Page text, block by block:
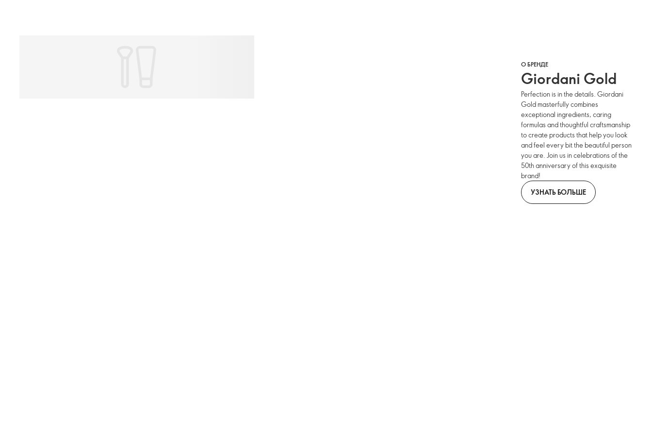
О БРЕНДЕ
Giordani Gold
Perfection is in the details. Giordani
Gold masterfully combines
exceptional ingredients, caring
formulas and thoughtful craftsmanship
to create products that help you look
and feel every bit the beautiful person
you are. Join us in celebrations of the
50th anniversary of this exquisite
brand!
УЗНАТЬ БОЛЬШЕ